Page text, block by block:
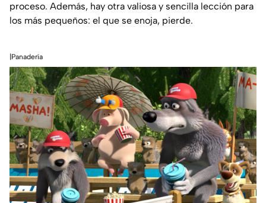
proceso. Además, hay otra valiosa y sencilla lección para
los más pequeños: el que se enoja, pierde.
|Panadería